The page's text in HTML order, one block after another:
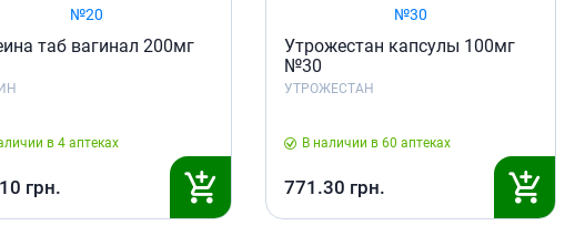
и пропульсанты
железы
препараты
для лечения
Препараты для нервной
системы
Противосудорожные
Снотворные препараты
Успокоительные препараты
Антидепрессанты
таб вагинал 200мг
в 4 аптеках
грн.
Утрожестан капсулы 100мг
№30
УТРОЖЕСТАН
В наличии в 60 аптеках
771.30 грн.